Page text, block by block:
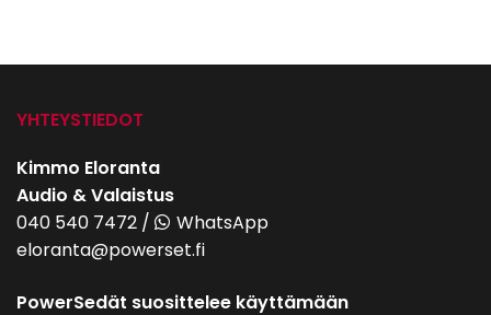
YHTEYSTIEDOT
Kimmo Eloranta
Audio & Valaistus
040 540 7472 /
WhatsApp
eloranta@powerset.fi
PowerSedät suosittelee käyttämään